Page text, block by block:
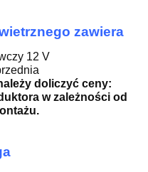
zawiera
12 V
doliczyć ceny:
w zależności od